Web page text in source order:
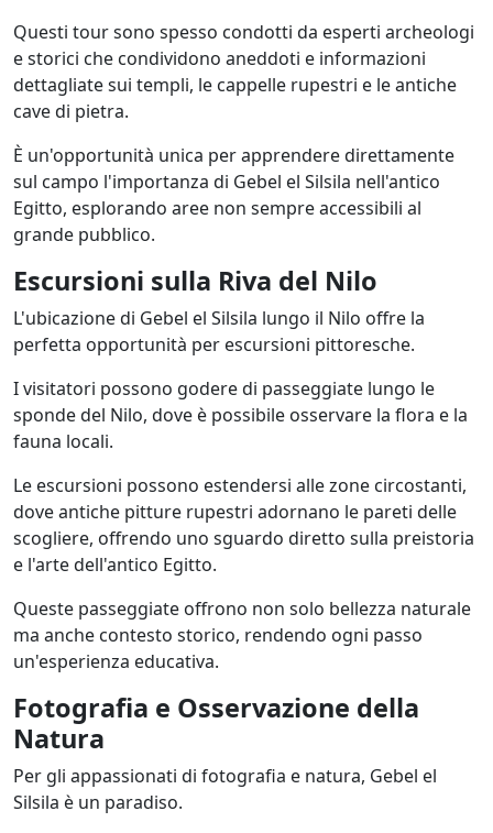
Questi tour sono spesso condotti da esperti archeologi
e storici che condividono aneddoti e informazioni
dettagliate sui templi, le cappelle rupestri e le antiche
cave di pietra.
È un'opportunità unica per apprendere direttamente
sul campo l'importanza di Gebel el Silsila nell'antico
Egitto, esplorando aree non sempre accessibili al
grande pubblico.
Escursioni sulla Riva del Nilo
L'ubicazione di Gebel el Silsila lungo il Nilo offre la
perfetta opportunità per escursioni pittoresche.
I visitatori possono godere di passeggiate lungo le
sponde del Nilo, dove è possibile osservare la flora e la
fauna locali.
Le escursioni possono estendersi alle zone circostanti,
dove antiche pitture rupestri adornano le pareti delle
scogliere, offrendo uno sguardo diretto sulla preistoria
e l'arte dell'antico Egitto.
Queste passeggiate offrono non solo bellezza naturale
ma anche contesto storico, rendendo ogni passo
un'esperienza educativa.
Fotografia e Osservazione della
Natura
Per gli appassionati di fotografia e natura, Gebel el
Silsila è un paradiso.